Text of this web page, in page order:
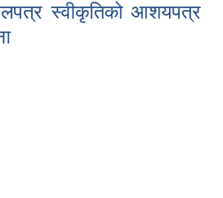
स्वीकृतिको आशयपत्र